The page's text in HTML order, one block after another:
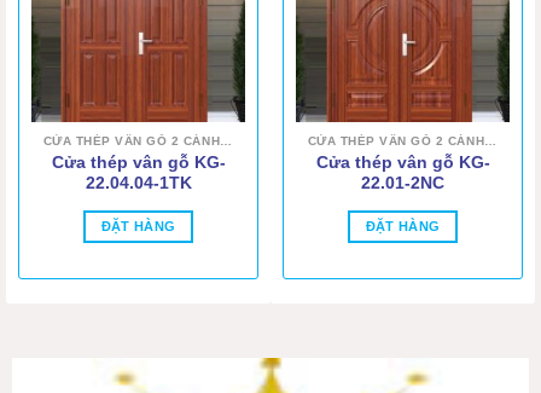
Cửa thép vân gỗ KG-
22.04.04-1TK
ĐẶT HÀNG
Cửa thép vân gỗ KG-
22.01-2NC
ĐẶT HÀNG